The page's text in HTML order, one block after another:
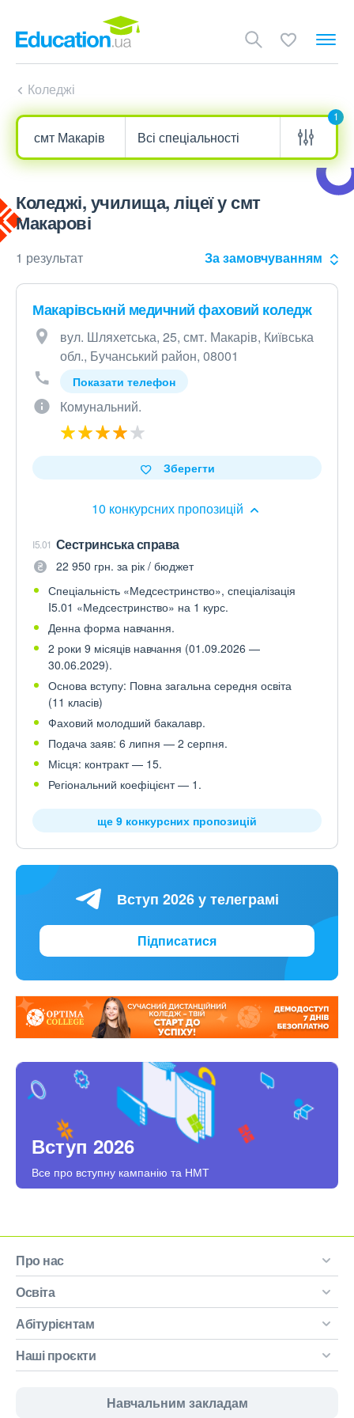
Коледжі
1
Коледжі, училища, ліцеї у смт
Макарові
1 результат За замовчуванням
Макарівськнй медичний фаховий коледж
вул. Шляхетська, 25, смт. Макарів, Київська
обл., Бучанський район, 08001
Показати телефон
Комунальний.
10 конкурсних пропозицій
Зберегти
I5.01 Сестринська справа
22 950 грн. за рік / бюджет
Спеціальність «Медсестринство», спеціалізація
I5.01 «Медсестринство» на 1 курс.
Денна форма навчання.
2 роки 9 місяців навчання (01.09.2026 —
30.06.2029).
Основа вступу: Повна загальна середня освіта
(11 класів)
Фаховий молодший бакалавр.
Подача заяв: 6 липня — 2 серпня.
Місця: контракт — 15.
Регіональний коефіцієнт — 1.
ще 9 конкурсних пропозицій
Вступ 2026 у телеграмі
Підписатися
Вступ 2026
Все про вступну кампанію та НМТ
Про нас
Освіта
Абітурієнтам
Наші проєкти
Навчальним закладам